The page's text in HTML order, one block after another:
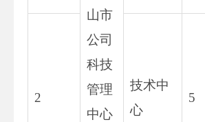
山市
公司
科技
管理
中心
2
技术中
心
5